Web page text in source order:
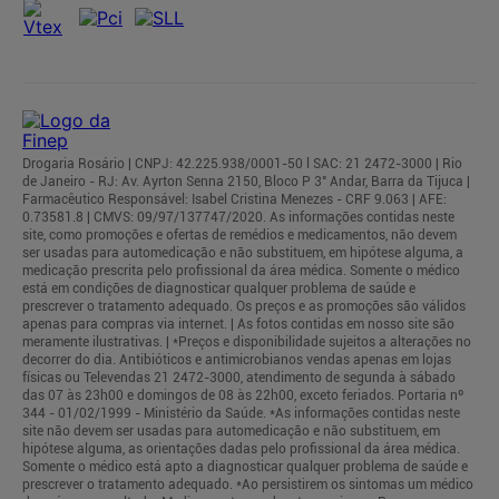
Drogaria Rosário | CNPJ: 42.225.938/0001-50 l SAC: 21 2472-3000 | Rio
de Janeiro - RJ: Av. Ayrton Senna 2150, Bloco P 3° Andar, Barra da Tijuca |
Farmacêutico Responsável: Isabel Cristina Menezes - CRF 9.063 | AFE:
0.73581.8 | CMVS: 09/97/137747/2020. As informações contidas neste
site, como promoções e ofertas de remédios e medicamentos, não devem
ser usadas para automedicação e não substituem, em hipótese alguma, a
medicação prescrita pelo profissional da área médica. Somente o médico
está em condições de diagnosticar qualquer problema de saúde e
prescrever o tratamento adequado. Os preços e as promoções são válidos
apenas para compras via internet. | As fotos contidas em nosso site são
meramente ilustrativas. | *Preços e disponibilidade sujeitos a alterações no
decorrer do dia. Antibióticos e antimicrobianos vendas apenas em lojas
físicas ou Televendas 21 2472-3000, atendimento de segunda à sábado
das 07 às 23h00 e domingos de 08 às 22h00, exceto feriados. Portaria nº
344 - 01/02/1999 - Ministério da Saúde. *As informações contidas neste
site não devem ser usadas para automedicação e não substituem, em
hipótese alguma, as orientações dadas pelo profissional da área médica.
Somente o médico está apto a diagnosticar qualquer problema de saúde e
prescrever o tratamento adequado. *Ao persistirem os sintomas um médico